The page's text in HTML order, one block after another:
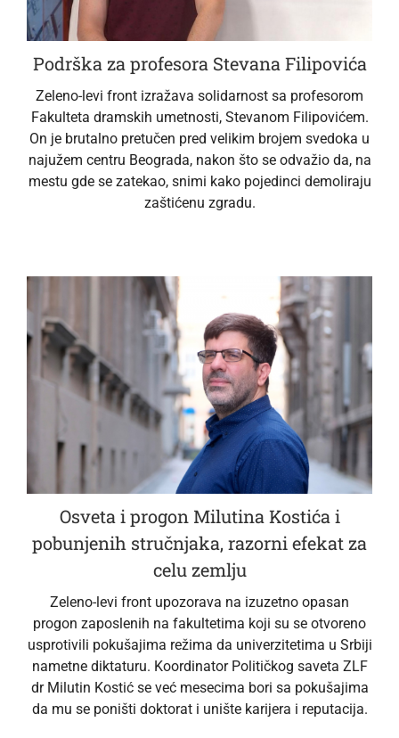
Podrška za profesora Stevana Filipovića
Zeleno-levi front izražava solidarnost sa profesorom
Fakulteta dramskih umetnosti, Stevanom Filipovićem.
On je brutalno pretučen pred velikim brojem svedoka u
najužem centru Beograda, nakon što se odvažio da, na
mestu gde se zatekao, snimi kako pojedinci demoliraju
zaštićenu zgradu.
Osveta i progon Milutina Kostića i
pobunjenih stručnjaka, razorni efekat za
celu zemlju
Zeleno-levi front upozorava na izuzetno opasan
progon zaposlenih na fakultetima koji su se otvoreno
usprotivili pokušajima režima da univerzitetima u Srbiji
nametne diktaturu. Koordinator Političkog saveta ZLF
dr Milutin Kostić se već mesecima bori sa pokušajima
da mu se poništi doktorat i unište karijera i reputacija.